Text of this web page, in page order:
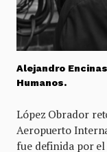
Alejandro
Humanos.
López Obrador
Aeropuerto
fue definida por